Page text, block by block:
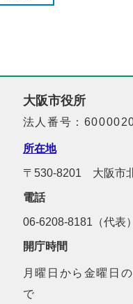
大阪市役所
法人番号：
所在地
〒530-8201 大阪市
電話
06-6208-8181（代表）
開庁時間
月曜日から金曜日
で